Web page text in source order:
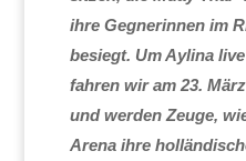
ihre Gegnerinnen im
besiegt. Um Aylina
fahren wir am 23.
und werden Zeuge,
Arena ihre